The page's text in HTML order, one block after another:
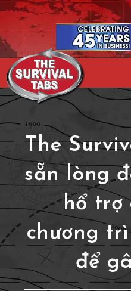
The
sẵn lòng
hổ trợ
chương
để